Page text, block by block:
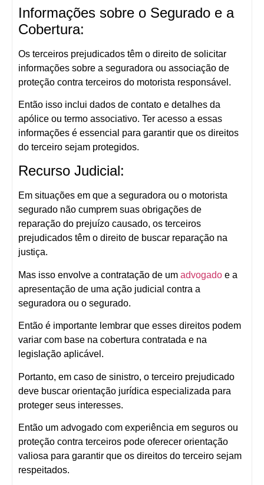
Informações sobre o Segurado e a
Cobertura:
Os terceiros prejudicados têm o direito de solicitar
informações sobre a seguradora ou associação de
proteção contra terceiros do motorista responsável.
Então isso inclui dados de contato e detalhes da
apólice ou termo associativo. Ter acesso a essas
informações é essencial para garantir que os direitos
do terceiro sejam protegidos.
Recurso Judicial:
Em situações em que a seguradora ou o motorista
segurado não cumprem suas obrigações de
reparação do prejuízo causado, os terceiros
prejudicados têm o direito de buscar reparação na
justiça.
Mas isso envolve a contratação de um advogado e a
apresentação de uma ação judicial contra a
seguradora ou o segurado.
Então é importante lembrar que esses direitos podem
variar com base na cobertura contratada e na
legislação aplicável.
Portanto, em caso de sinistro, o terceiro prejudicado
deve buscar orientação jurídica especializada para
proteger seus interesses.
Então um advogado com experiência em seguros ou
proteção contra terceiros pode oferecer orientação
valiosa para garantir que os direitos do terceiro sejam
respeitados.